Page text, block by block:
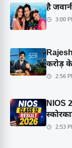
है
3:00
करोड़
2:56
NIOS
2:53